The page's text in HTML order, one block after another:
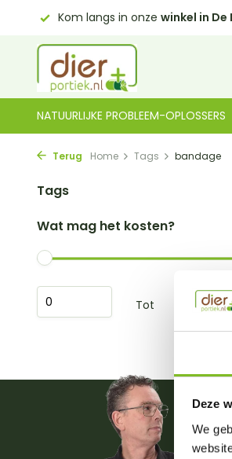
Deze
We
Kom langs in onze winkel in De
NATUURLIJKE PROBLEEM-OPLOSSERS
Terug Home Tags bandage
Tags
Wat mag het kosten?
Tot